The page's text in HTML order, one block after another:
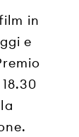
in
e